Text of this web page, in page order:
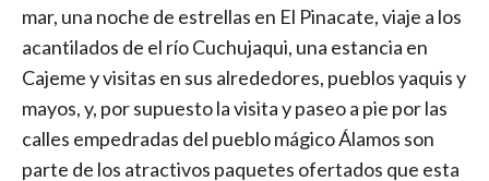
mar, una noche de estrellas en El Pinacate, viaje a los
acantilados de el río Cuchujaqui, una estancia en
Cajeme y visitas en sus alrededores, pueblos yaquis y
mayos, y, por supuesto la visita y paseo a pie por las
calles empedradas del pueblo mágico Álamos son
parte de los atractivos paquetes ofertados que esta